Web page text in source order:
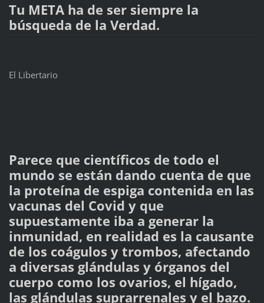
Tu META ha de ser siempre la
búsqueda de la Verdad.
El Libertario
Parece que científicos de todo el
mundo se están dando cuenta de que
la proteína de espiga contenida en las
vacunas del Covid y que
supuestamente iba a generar la
inmunidad, en realidad es la causante
de los coágulos y trombos, afectando
a diversas glándulas y órganos del
cuerpo como los ovarios, el hígado,
las glándulas suprarrenales y el bazo.